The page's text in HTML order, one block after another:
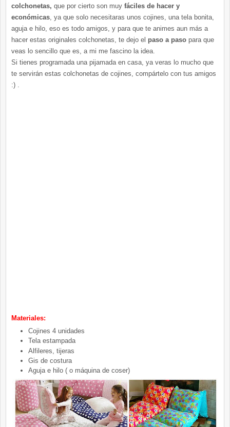
colchonetas, que por cierto son muy fáciles de hacer y
económicas , ya que solo necesitaras unos cojines, una tela bonita,
aguja e hilo, eso es todo amigos, y para que te animes aun más a
hacer estas originales colchonetas, te dejo el paso a paso para que
veas lo sencillo que es, a mi me fascino la idea.
Si tienes programada una pijamada en casa, ya veras lo mucho que
te servirán estas colchonetas de cojines, compártelo con tus amigos
:) .
Materiales:
Cojines 4 unidades
Tela estampada
Alfileres, tijeras
Gis de costura
Aguja e hilo ( o máquina de coser)